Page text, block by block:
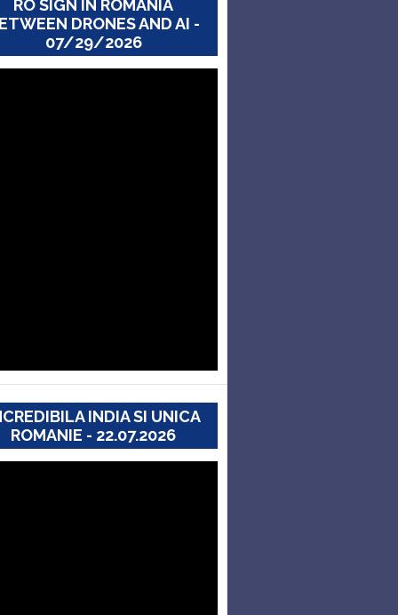
RO SIGN IN ROMANIA
DRONES AND AI -
07/29/2026
INDIA SI UNICA
ROMANIE - 22.07.2026